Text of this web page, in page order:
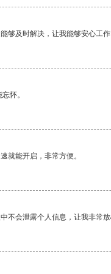
够及时解决，让我能够安心工
怀。
就能开启，非常方便。
不会泄露个人信息，让我非常